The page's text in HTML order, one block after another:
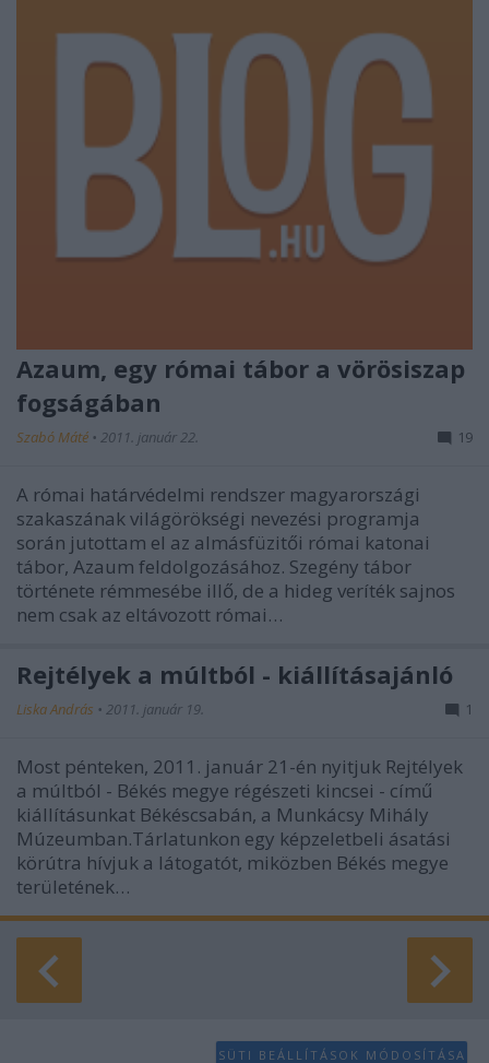
Azaum, egy római tábor a vörösiszap
fogságában
Szabó Máté • 2011. január 22. 19
A római határvédelmi rendszer magyarországi
szakaszának világörökségi nevezési programja
során jutottam el az almásfüzitői római katonai
tábor, Azaum feldolgozásához. Szegény tábor
története rémmesébe illő, de a hideg veríték sajnos
nem csak az eltávozott római…
Rejtélyek a múltból - kiállításajánló
Liska András • 2011. január 19. 1
Most pénteken, 2011. január 21-én nyitjuk Rejtélyek
a múltból - Békés megye régészeti kincsei - című
kiállításunkat Békéscsabán, a Munkácsy Mihály
Múzeumban.Tárlatunkon egy képzeletbeli ásatási
körútra hívjuk a látogatót, miközben Békés megye
területének…
SÜTI BEÁLLÍTÁSOK MÓDOSÍTÁSA